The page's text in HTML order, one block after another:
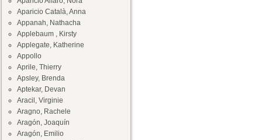
Aparicio Català, Anna
Appanah, Nathacha
Applebaum , Kirsty
Applegate, Katherine
Appollo
Aprile, Thierry
Apsley, Brenda
Aptekar, Devan
Aracil, Virginie
Aragno, Rachele
Aragón, Joaquín
Aragón, Emilio